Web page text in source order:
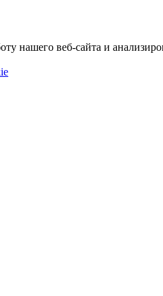
нашего веб-сайта и